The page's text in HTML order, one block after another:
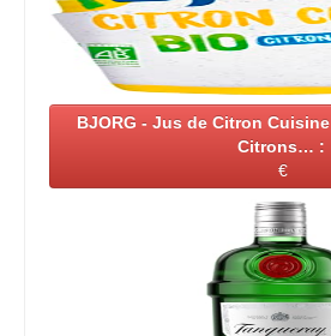
BJORG - Jus de Citron
Citrons… :
€